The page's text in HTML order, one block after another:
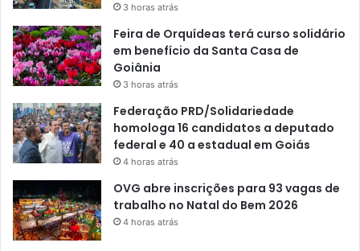
3 horas atrás
Feira de Orquídeas terá curso solidário
em benefício da Santa Casa de
Goiânia
3 horas atrás
Federação PRD/Solidariedade
homologa 16 candidatos a deputado
federal e 40 a estadual em Goiás
4 horas atrás
OVG abre inscrições para 93 vagas de
trabalho no Natal do Bem 2026
4 horas atrás